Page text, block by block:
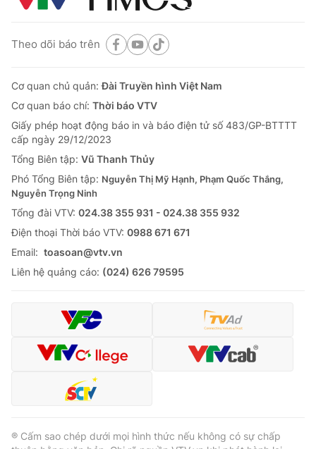
Theo dõi báo trên
Cơ quan chủ quản:Đài Truyền hình Việt Nam
Cơ quan báo chí: Thời báo VTV
Giấy phép hoạt động báo in và báo điện tử số 483/GP-BTTTT
cấp ngày 29/12/2023
Tổng Biên tập: Vũ Thanh Thủy
Phó Tổng Biên tập: Nguyễn Thị Mỹ Hạnh, Phạm Quốc Thắng,
Nguyễn Trọng Ninh
Tổng đài VTV: 024.38 355 931 - 024.38 355 932
Ðiện thoại Thời báo VTV: 0988 671 671
Email: toasoan@vtv.vn
Liên hệ quảng cáo: (024) 626 79595
® Cấm sao chép dưới mọi hình thức nếu không có sự chấp